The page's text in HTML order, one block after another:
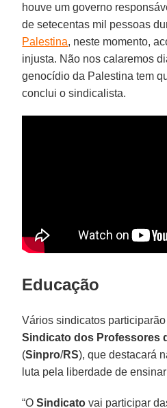
houve um governo
de setecentas mil pessoas
Palestina, neste momento,
injusta. Não nos calaremos
genocídio da Palestina tem
conclui o sindicalista.
Educação
Vários sindicatos
Sindicato dos Professores
(Sinpro/RS), que destacará
luta pela liberdade de
“OSindicato vai participar